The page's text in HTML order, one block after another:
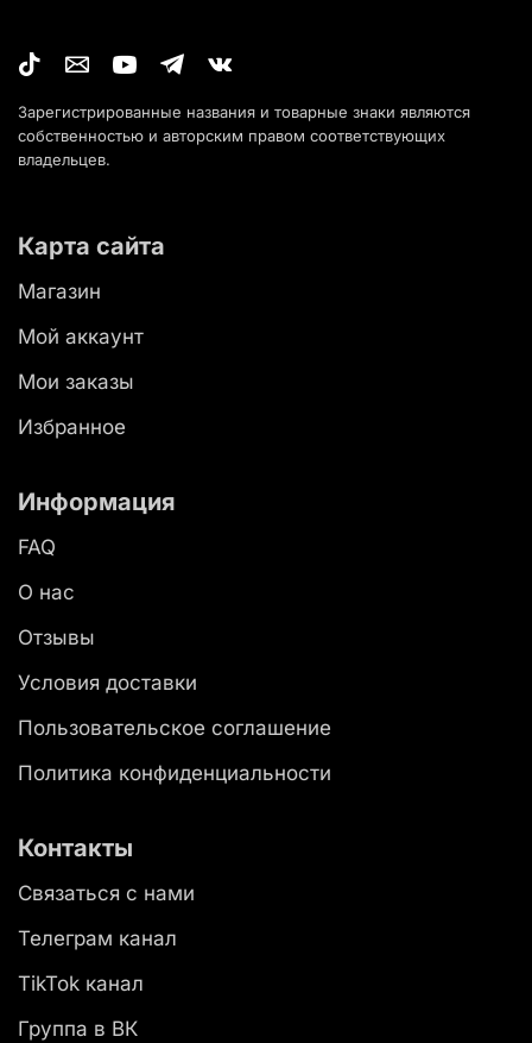
Зарегистрированные названия и товарные знаки являются
собственностью и авторским правом соответствующих
владельцев.
Карта сайта
Магазин
Мой аккаунт
Мои заказы
Избранное
Информация
FAQ
О нас
Отзывы
Условия доставки
Пользовательское соглашение
Политика конфиденциальности
Контакты
Связаться с нами
Телеграм канал
TikTok канал
Группа в ВК